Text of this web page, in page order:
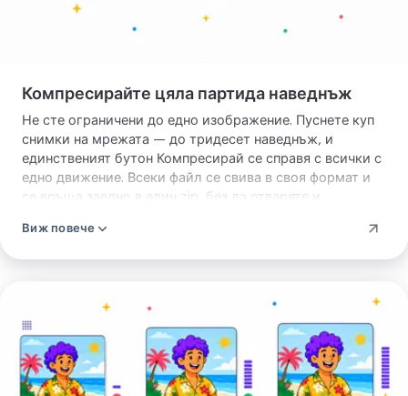
Компресирайте цяла партида наведнъж
Не сте ограничени до едно изображение. Пуснете куп
снимки на мрежата — до тридесет наведнъж, и
единственият бутон Компресирай се справя с всички с
едно движение. Всеки файл се свива в своя формат и
се връща заедно в един zip, без да отваряте и
мига, в който имате папка снимки за обява, галерия
изображениеи после пратете партидата.
Виж повече
файла